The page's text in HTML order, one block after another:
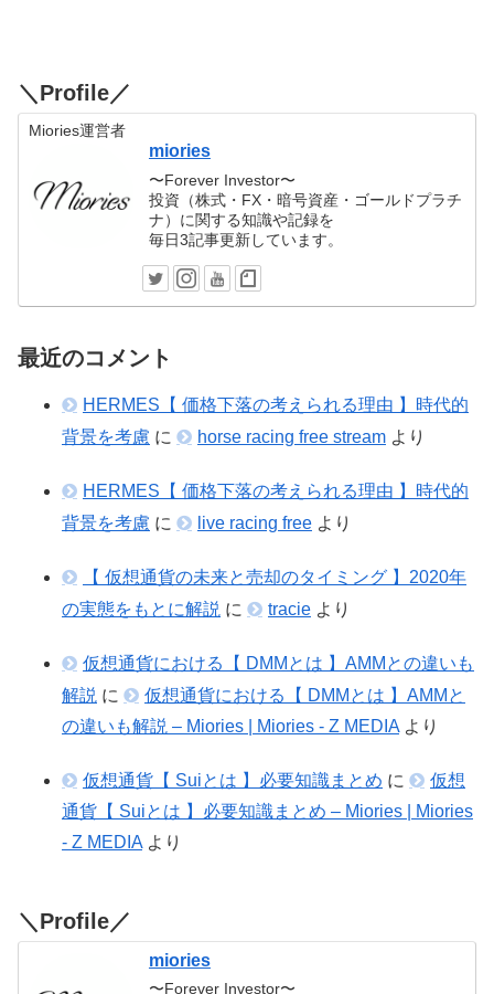
＼Profile／
Miories運営者
miories
〜Forever Investor〜
投資（株式・FX・暗号資産・ゴールドプラチ
ナ）に関する知識や記録を
毎日3記事更新しています。
最近のコメント
HERMES【 価格下落の考えられる理由 】時代的
背景を考慮 に horse racing free stream より
HERMES【 価格下落の考えられる理由 】時代的
背景を考慮 に live racing free より
【 仮想通貨の未来と売却のタイミング 】2020年
の実態をもとに解説 に tracie より
仮想通貨における【 DMMとは 】AMMとの違いも
解説 に
仮想通貨における【 DMMとは 】AMMと
の違いも解説 – Miories | Miories - Z MEDIA より
仮想通貨【 Suiとは 】必要知識まとめ に
仮想
通貨【 Suiとは 】必要知識まとめ – Miories | Miories
- Z MEDIA より
＼Profile／
miories
〜Forever Investor〜